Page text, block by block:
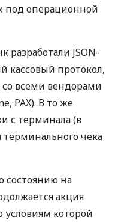
под операционной
разработали JSON-
кассовый протокол,
всеми вендорами
PAX). В то же
с терминала (в
терминального чека
состоянию на
акция
условиям которой